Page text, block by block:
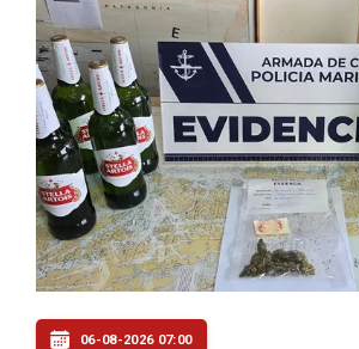
06-08-2026 07:00